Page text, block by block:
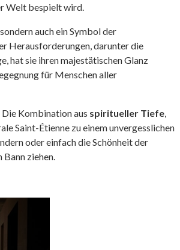
Welt bespielt wird.
auch ein Symbol der
Herausforderungen, darunter die
hat sie ihren majestätischen Glanz
für Menschen aller
Kombination aus spiritueller Tiefe,
Saint-Étienne zu einem unvergesslichen
oder einfach die Schönheit der
ziehen.